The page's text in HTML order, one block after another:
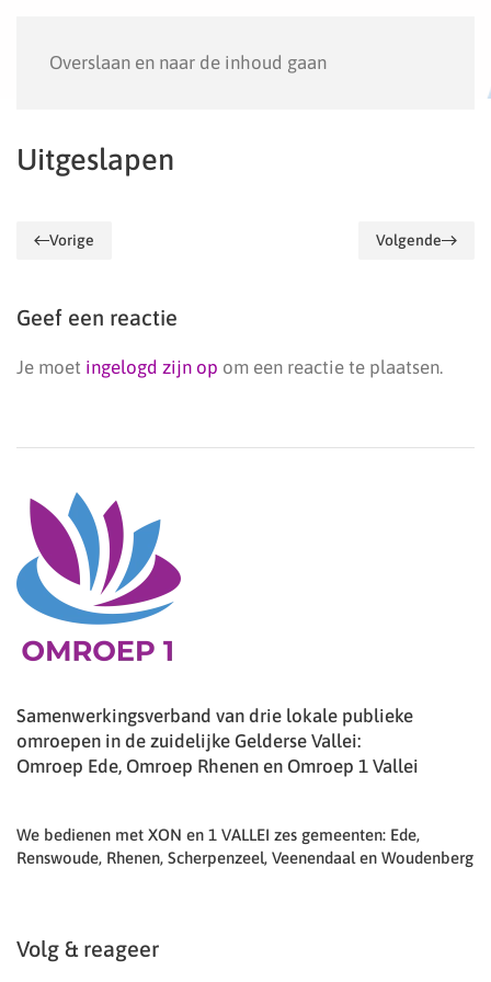
Overslaan en naar de inhoud gaan
Uitgeslapen
Vorige Volgende
Geef een reactie
Je moet ingelogd zijn op om een reactie te plaatsen.
Samenwerkingsverband van drie lokale publieke
omroepen in de zuidelijke Gelderse Vallei:
Omroep Ede, Omroep Rhenen en Omroep 1 Vallei
We bedienen met XON en 1 VALLEI zes gemeenten: Ede,
Renswoude, Rhenen, Scherpenzeel, Veenendaal en Woudenberg
Volg & reageer